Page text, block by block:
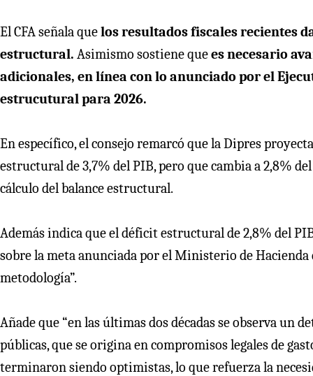
El CFA señala quelos resultados fiscales recientes
estructural. Asimismo sostiene quees necesario
adicionales, en línea con lo anunciado por el
estrucutural para 2026.
En específico, el consejo remarcó que la Dipres
estructural de 3,7% del PIB, pero que cambia a 2,8%
cálculo del balance estructural.
Además indica que el déficit estructural de 2,8% del
sobre la meta anunciada por el Ministerio de Hacienda
metodología”.
Añade que “en las últimas dos décadas se observa
públicas, que se origina en compromisos legales de
terminaron siendo optimistas, lo que refuerza la